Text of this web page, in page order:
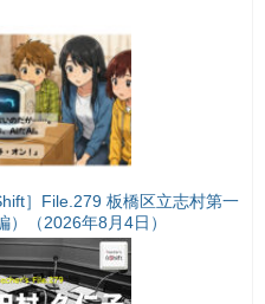
］File.279 板橋区立志村第一
（2026年8月4日）